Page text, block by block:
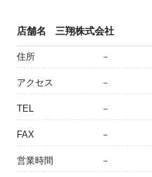
店舗名 三翔株式会社
住所 －
アクセス －
TEL －
FAX －
営業時間 －